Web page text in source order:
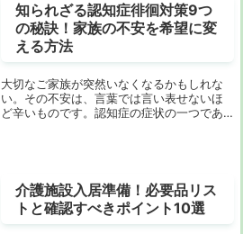
知られざる認知症徘徊対策9つ
の秘訣！家族の不安を希望に変
える方法
大切なご家族が突然いなくなるかもしれな
い。その不安は、言葉では言い表せないほ
ど辛いものです。認知症の症状の一つであ
介護施設入居準備！必要品リス
トと確認すべきポイント10選